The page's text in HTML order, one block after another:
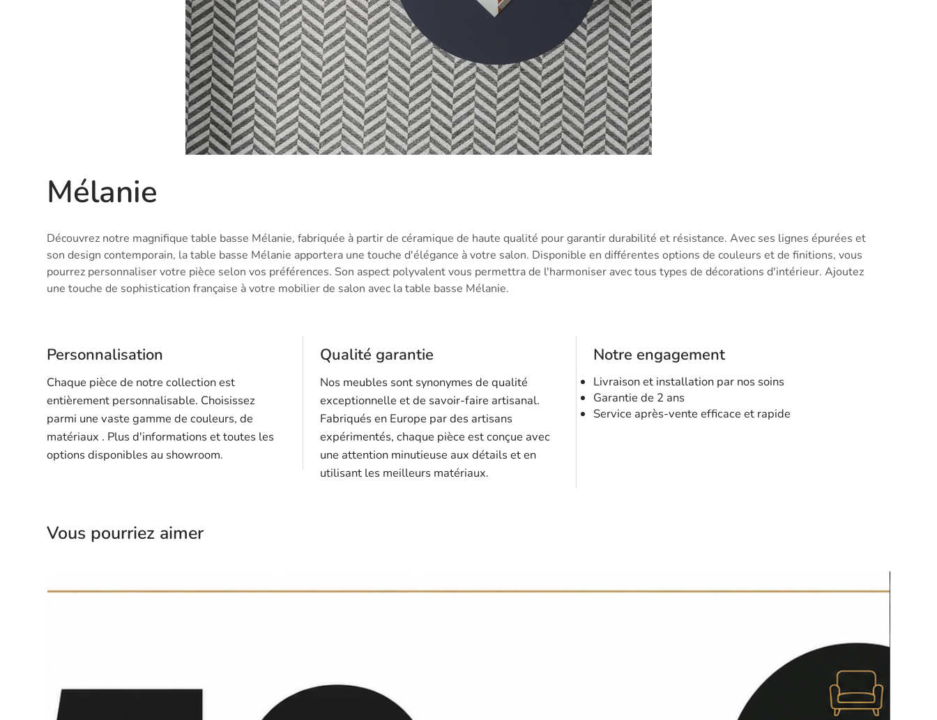
Mélanie
Découvrez notre magnifique table basse Mélanie, fabriquée à partir de céramique de haute qualité pour garantir durabilité et résistance. Avec ses lignes épurées et
son design contemporain, la table basse Mélanie apportera une touche d'élégance à votre salon. Disponible en différentes options de couleurs et de finitions, vous
pourrez personnaliser votre pièce selon vos préférences. Son aspect polyvalent vous permettra de l'harmoniser avec tous types de décorations d'intérieur. Ajoutez
une touche de sophistication française à votre mobilier de salon avec la table basse Mélanie.
Personnalisation
Chaque pièce de notre collection est
entièrement personnalisable. Choisissez
parmi une vaste gamme de couleurs, de
matériaux . Plus d'informations et toutes les
options disponibles au showroom.
Qualité garantie
Nos meubles sont synonymes de qualité
exceptionnelle et de savoir-faire artisanal.
Fabriqués en Europe par des artisans
expérimentés, chaque pièce est conçue avec
une attention minutieuse aux détails et en
utilisant les meilleurs matériaux.
Notre engagement
Livraison et installation par nos soins
Garantie de 2 ans
Service après-vente efficace et rapide
Vous pourriez aimer